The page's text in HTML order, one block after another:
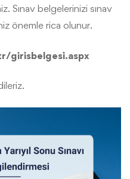
Sınav belgelerinizi sınav
önemle rica olunur.
girisbelgesi.aspx